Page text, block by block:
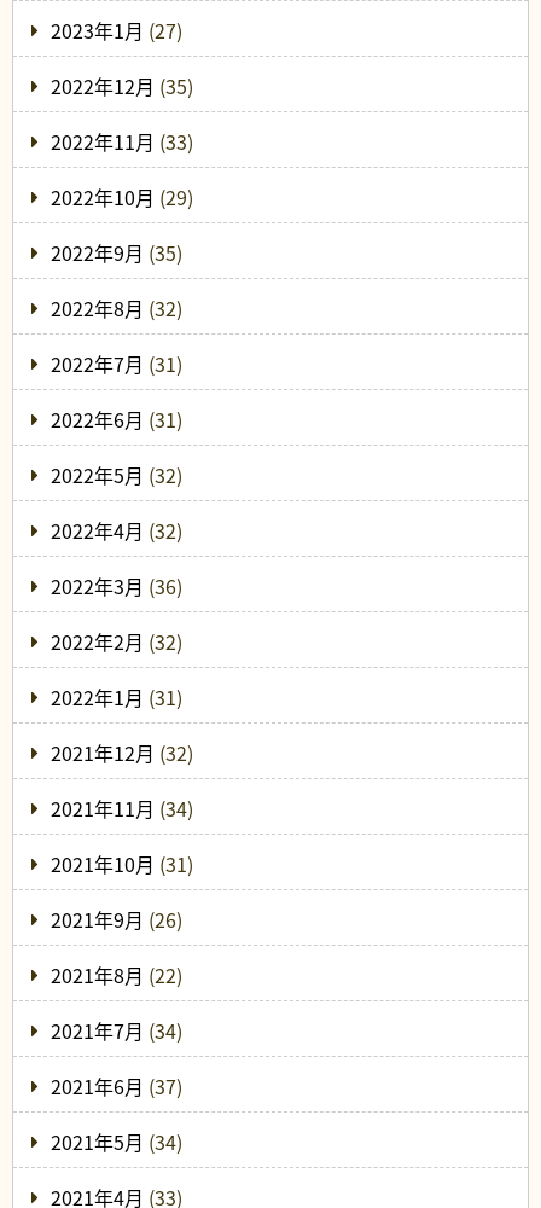
2023年1月 (27)
2022年12月 (35)
2022年11月 (33)
2022年10月 (29)
2022年9月 (35)
2022年8月 (32)
2022年7月 (31)
2022年6月 (31)
2022年5月 (32)
2022年4月 (32)
2022年3月 (36)
2022年2月 (32)
2022年1月 (31)
2021年12月 (32)
2021年11月 (34)
2021年10月 (31)
2021年9月 (26)
2021年8月 (22)
2021年7月 (34)
2021年6月 (37)
2021年5月 (34)
2021年4月 (33)